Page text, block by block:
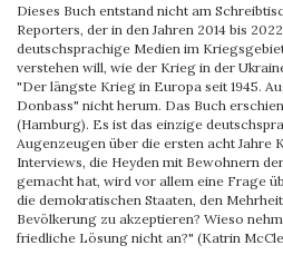
Dieses Buch entstand nicht am
Reporters, der in den Jahren 2014 bis
deutschsprachige Medien im
verstehen will, wie der Krieg in der
"Der längste Krieg in Europa seit 1945.
Donbass" nicht herum. Das Buch
(Hamburg). Es ist das einzige
Augenzeugen über die ersten acht Jahre
Interviews, die Heyden mit Bewohnern
gemacht hat, wird vor allem eine Frage
die demokratischen Staaten, den
Bevölkerung zu akzeptieren? Wieso
friedliche Lösung nicht an?" (Katrin